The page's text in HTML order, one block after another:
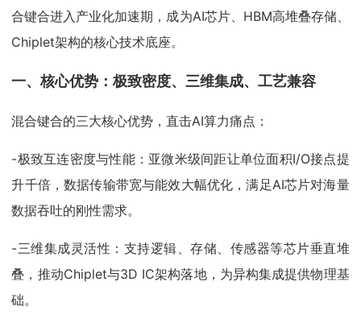
合键合进入产业化加速期，成为AI芯片、HBM高堆叠存储、
Chiplet架构的核心技术底座。
一、核心优势：极致密度、三维集成、工艺兼容
混合键合的三大核心优势，直击AI算力痛点：
-极致互连密度与性能：亚微米级间距让单位面积I/O接点提
升千倍，数据传输带宽与能效大幅优化，满足AI芯片对海量
数据吞吐的刚性需求。
-三维集成灵活性：支持逻辑、存储、传感器等芯片垂直堆
叠，推动Chiplet与3D IC架构落地，为异构集成提供物理基
础。